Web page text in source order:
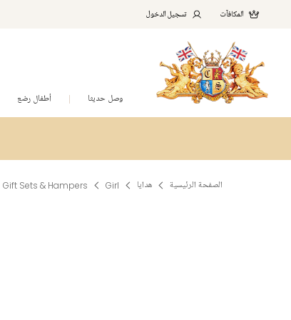
المكافآت تسجيل الدخول
وصل حديثا أطفال رضع
الصفحة الرئيسية هدايا Girl
Gift Sets & Hampers